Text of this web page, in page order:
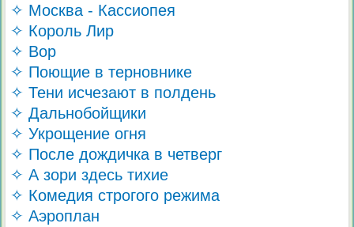
✧ Москва - Кассиопея
✧ Король Лир
✧ Вор
✧ Поющие в терновнике
✧ Тени исчезают в полдень
✧ Дальнобойщики
✧ Укрощение огня
✧ После дождичка в четверг
✧ А зори здесь тихие
✧ Комедия строгого режима
✧ Аэроплан